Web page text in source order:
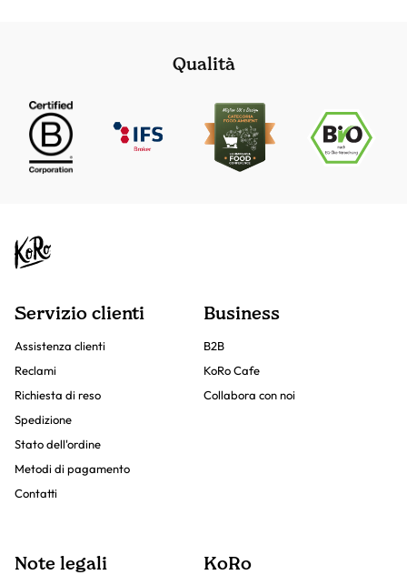
Qualità
Servizio clienti
Assistenza clienti
Reclami
Richiesta di reso
Spedizione
Stato dell'ordine
Metodi di pagamento
Contatti
Business
B2B
KoRo Cafe
Collabora con noi
Note legali KoRo